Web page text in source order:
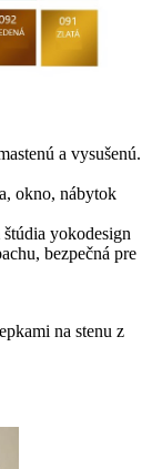
a vysušenú.
okno, nábytok
yokodesign
bezpečná pre
na stenu z